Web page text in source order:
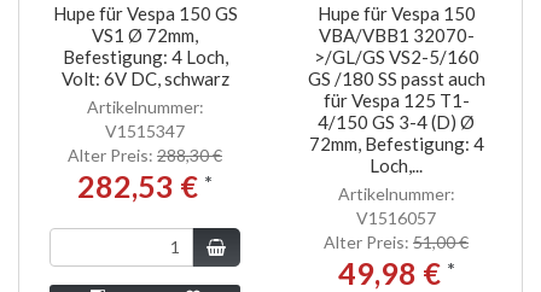
Hupe für Vespa 150 GS
VS1 Ø 72mm,
Befestigung: 4 Loch,
Volt: 6V DC, schwarz
Artikelnummer:
V1515347
Alter Preis: 288,30 €
282,53 € *
Hupe für Vespa 150
VBA/VBB1 32070-
>/GL/GS VS2-5/160
GS /180 SS passt auch
für Vespa 125 T1-
4/150 GS 3-4 (D) Ø
72mm, Befestigung: 4
Loch,...
Artikelnummer:
V1516057
Alter Preis: 51,00 €
49,98 € *